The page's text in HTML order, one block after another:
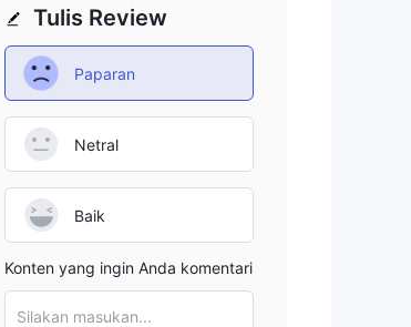
Tulis Review
Paparan
Netral
Baik
Konten yang ingin Anda komentari
Silakan masukan...